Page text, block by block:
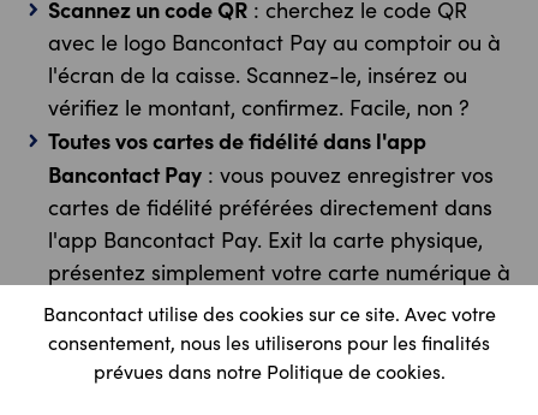
Bancontact utilise des cookies sur ce site. Avec votre
consentement, nous les utiliserons pour les finalités
prévues dans notre Politique de cookies.
Scannez un code QR : cherchez le code QR
avec le logo Bancontact Pay au comptoir ou à
l'écran de la caisse. Scannez-le, insérez ou
vérifiez le montant, confirmez. Facile, non ?
Toutes vos cartes de fidélité dans l'app
Bancontact Pay : vous pouvez enregistrer vos
cartes de fidélité préférées directement dans
l'app Bancontact Pay. Exit la carte physique,
présentez simplement votre carte numérique à
la caisse du magasin pour collecter des points
ou obtenir des remises.